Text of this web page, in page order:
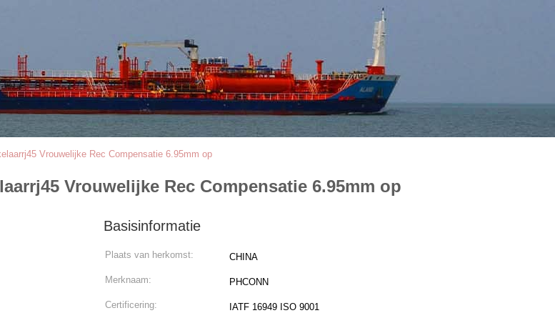
Vrouwelijke Rec Compensatie 6.95mm op
Vrouwelijke Rec Compensatie 6.95mm op
Basisinformatie
Plaats van herkomst: CHINA
Merknaam: PHCONN
Certificering: IATF 16949 ISO 9001